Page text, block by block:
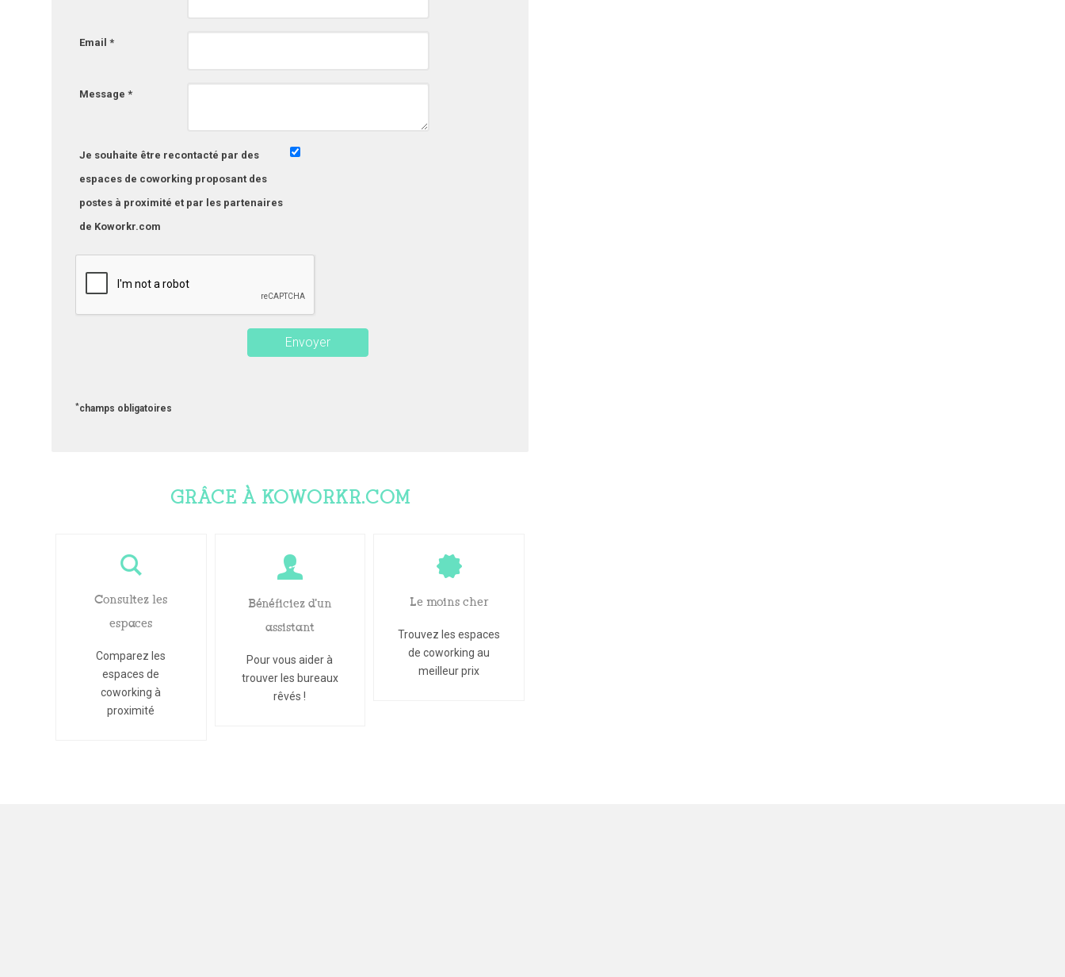
Email *
Message *
Je souhaite être recontacté par des
espaces de coworking proposant des
postes à proximité et par les partenaires
de Koworkr.com
*champs obligatoires
GRÂCE À KOWORKR.COM
Consultez les
espaces
Comparez les
espaces de
coworking à
proximité
Bénéficiez d'un
assistant
Pour vous aider à
trouver les bureaux
rêvés !
Le moins cher
Trouvez les espaces
de coworking au
meilleur prix